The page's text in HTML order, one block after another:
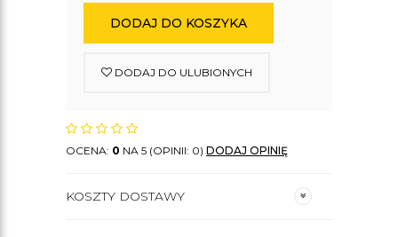
DODAJ DO KOSZYKA
DODAJ DO ULUBIONYCH
OCENA: 0 NA 5 (OPINII: 0) DODAJ OPINIĘ
KOSZTY DOSTAWY